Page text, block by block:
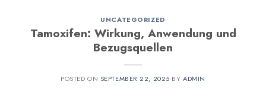
UNCATEGORIZED
Tamoxifen: Wirkung, Anwendung und
Bezugsquellen
POSTED ON SEPTEMBER 22, 2025 BYADMIN